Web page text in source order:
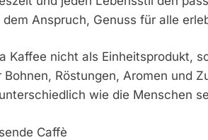
6. August 2026
Bundespolizeidirektion
Bundespolizeidirektion München:
Gefährlichen Eingriffs In Den
5. August 2026
Anspruch, Genuss für alle
Kaffee nicht als Einheitsprodukt,
Röstungen, Aromen und
wie die Menschen
Caffè